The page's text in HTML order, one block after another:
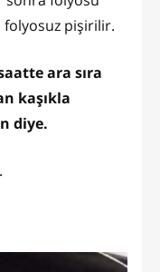
folyosuz pişirilir.
ara sıra
kaşıkla
diye.